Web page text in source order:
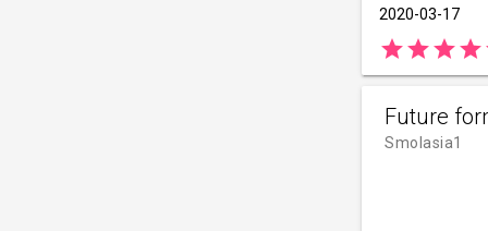
2020-03-17
starstarstarstar
Future
Smolasia1